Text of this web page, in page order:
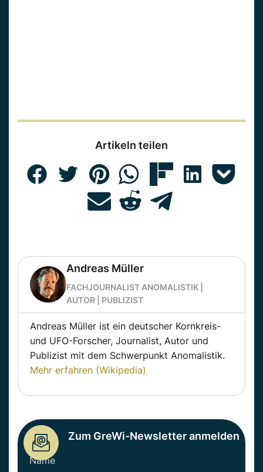
Artikeln teilen
Andreas Müller
FACHJOURNALIST ANOMALISTIK |
AUTOR | PUBLIZIST
Andreas Müller ist ein deutscher Kornkreis-
und UFO-Forscher, Journalist, Autor und
Publizist mit dem Schwerpunkt Anomalistik.
Mehr erfahren (Wikipedia)
Zum GreWi-Newsletter anmelden